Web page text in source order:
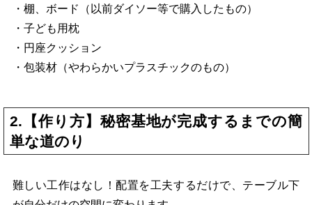
・棚、ボード（以前ダイソー等で購入したもの）
・子ども用枕
・円座クッション
・包装材（やわらかいプラスチックのもの）
2.【作り方】秘密基地が完成するまでの簡
単な道のり
難しい工作はなし！配置を工夫するだけで、テーブル下